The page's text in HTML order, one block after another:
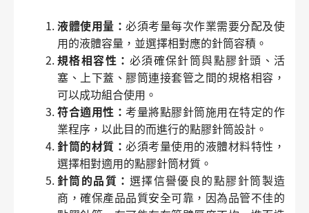
液體使用量：必須考量每次作業需要分配及使
用的液體容量，並選擇相對應的針筒容積。
規格相容性： 必須確保針筒與點膠針頭、活
塞、上下蓋、膠筒連接套管之間的規格相容，
可以成功組合使用。
符合適用性：考量將點膠針筒施用在特定的作
業程序，以此目的而進行的點膠針筒設計。
針筒的材質：必須考量使用的液體材料特性，
選擇相對適用的點膠針筒材質。
針筒的品質： 選擇信譽優良的點膠針筒製造
商，確保產品品質安全可靠，因為品管不佳的